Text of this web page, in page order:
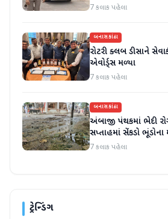
7 કલાક પહેલા
બનાસકાંઠા
રોટરી ક્લબ ડીસાને
એવોર્ડ્સ મળ્યા
7 કલાક પહેલા
બનાસકાંઠા
અંબાજી પંથકમાં ભેદી
સપ્તાહમાં સેંકડો ભૂંડોના
7 કલાક પહેલા
ટ્રેન્ડિંગ